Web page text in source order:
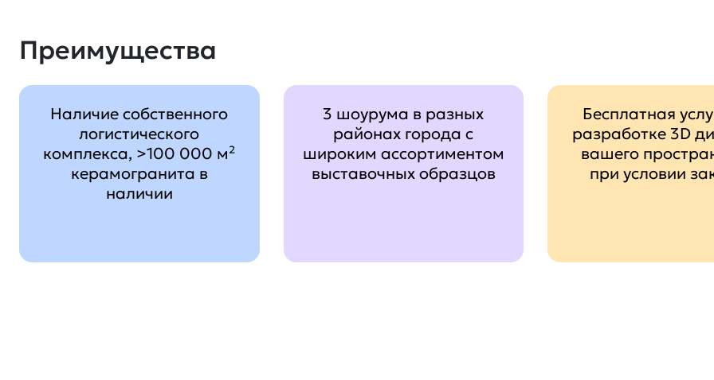
Преимущества
Наличие собственного
логистического
комплекса, >100 000 м²
керамогранита в
наличии
3 шоурума в разных
районах города с
широким ассортиментом
выставочных образцов
Бесплатная
разработке 3D
вашего
при условии